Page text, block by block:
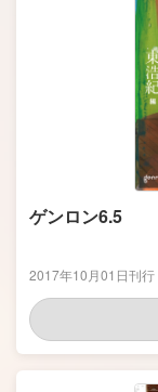
ゲンロン6.5
2017年10月01日刊行